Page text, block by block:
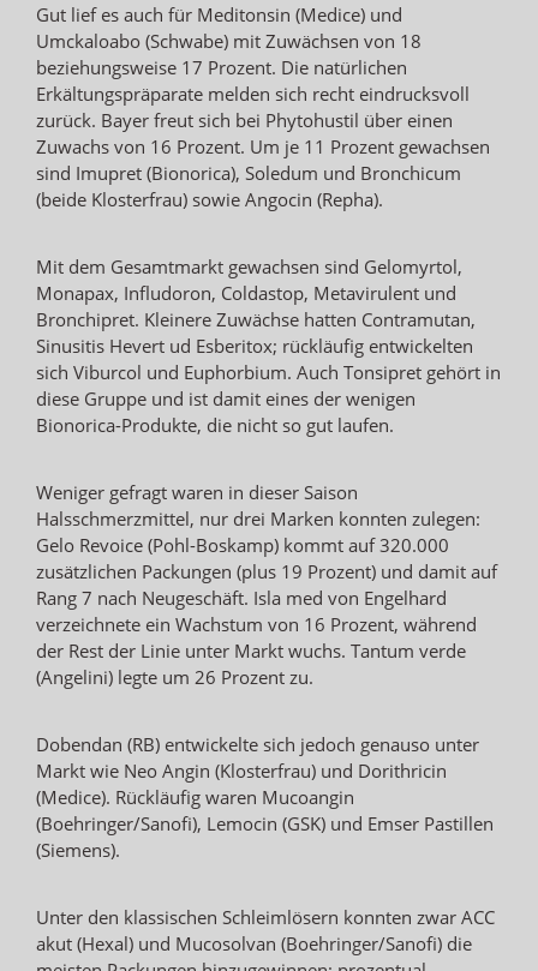
Gut lief es auch für Meditonsin (Medice) und
Umckaloabo (Schwabe) mit Zuwächsen von 18
beziehungsweise 17 Prozent. Die natürlichen
Erkältungspräparate melden sich recht eindrucksvoll
zurück. Bayer freut sich bei Phytohustil über einen
Zuwachs von 16 Prozent. Um je 11 Prozent gewachsen
sind Imupret (Bionorica), Soledum und Bronchicum
(beide Klosterfrau) sowie Angocin (Repha).
Mit dem Gesamtmarkt gewachsen sind Gelomyrtol,
Monapax, Infludoron, Coldastop, Metavirulent und
Bronchipret. Kleinere Zuwächse hatten Contramutan,
Sinusitis Hevert ud Esberitox; rückläufig entwickelten
sich Viburcol und Euphorbium. Auch Tonsipret gehört in
diese Gruppe und ist damit eines der wenigen
Bionorica-Produkte, die nicht so gut laufen.
Weniger gefragt waren in dieser Saison
Halsschmerzmittel, nur drei Marken konnten zulegen:
Gelo Revoice (Pohl-Boskamp) kommt auf 320.000
zusätzlichen Packungen (plus 19 Prozent) und damit auf
Rang 7 nach Neugeschäft. Isla med von Engelhard
verzeichnete ein Wachstum von 16 Prozent, während
der Rest der Linie unter Markt wuchs. Tantum verde
(Angelini) legte um 26 Prozent zu.
Dobendan (RB) entwickelte sich jedoch genauso unter
Markt wie Neo Angin (Klosterfrau) und Dorithricin
(Medice). Rückläufig waren Mucoangin
(Boehringer/Sanofi), Lemocin (GSK) und Emser Pastillen
(Siemens).
Unter den klassischen Schleimlösern konnten zwar ACC
akut (Hexal) und Mucosolvan (Boehringer/Sanofi) die